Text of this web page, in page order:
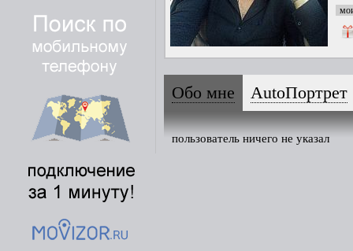
Обо мне AutoПортрет
пользователь ничего не указал